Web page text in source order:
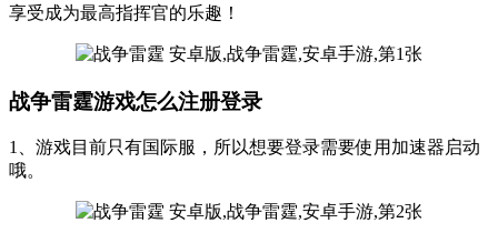
享受成为最高指挥官的乐趣！
战争雷霆游戏怎么注册登录
1、游戏目前只有国际服，所以想要登录需要使用加速器启动
哦。